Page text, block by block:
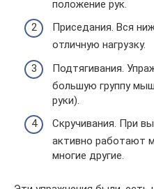
положение рук.
Приседания. Вся
отличную нагрузку.
Подтягивания.
большую группу
руки).
Скручивания. При
активно работают
многие другие.